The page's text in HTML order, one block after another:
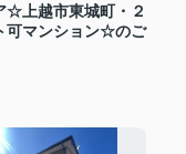
☆上越市東城町・２
可マンション☆のご